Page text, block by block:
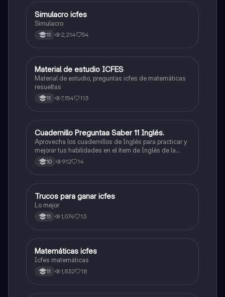
ICFES: Lectura Crítica
Simulacro icfes
Simulacro
11 2,214 54
ICFES: Matemáticas
Material de estudio ICFES
Material de estudio, preguntas icfes de matemáticas
resueltas
11 7,154 113
ICFES: Inglés
Cuadernillo Preguntaa Saber 11 Inglés.
Aprovecha los cuadernillos de Inglés para practicar y
mejorar tus habilidades en el ítem de Inglés de la
Prueba Saber 11. 🫡
10 912 14
Química
Trucos para ganar icfes
Lo mejor
11 1,074 13
ICFES: Matemáticas
Matemáticas icfes
Icfes matemáticas
11 1,832 18